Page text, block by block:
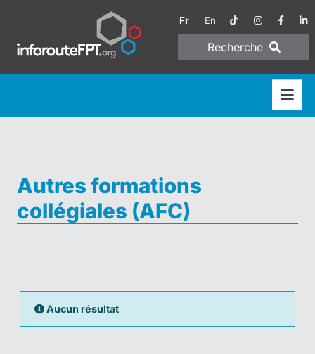
Fr En
Recherche
Autres formations
collégiales (AFC)
Aucun résultat